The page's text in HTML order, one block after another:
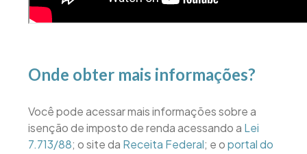
Onde obter mais informações?
Você pode acessar mais informações sobre a
isenção de imposto de renda acessando a Lei
7.713/88; o site da Receita Federal; e oportal do